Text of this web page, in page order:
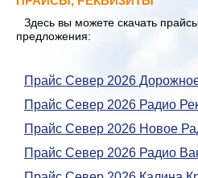
Здесь вы можете скачать
предложения:
Прайс Север 2026
Прайс Север 2026 Радио
Прайс Север 2026 Новое
Прайс Север 2026 Радио